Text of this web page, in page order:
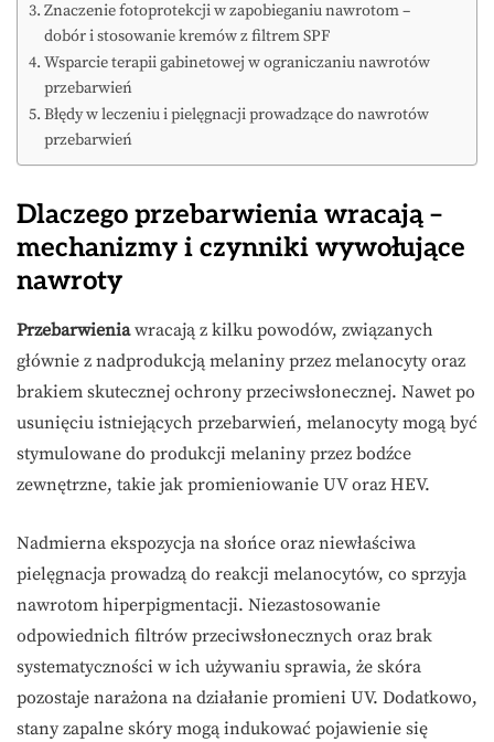
Znaczenie fotoprotekcji w zapobieganiu nawrotom –
dobór i stosowanie kremów z filtrem SPF
Wsparcie terapii gabinetowej w ograniczaniu nawrotów
przebarwień
Błędy w leczeniu i pielęgnacji prowadzące do nawrotów
przebarwień
Dlaczego przebarwienia wracają –
mechanizmy i czynniki wywołujące
nawroty
Przebarwieniawracają z kilku powodów, związanych
głównie z nadprodukcją melaniny przez melanocyty oraz
brakiem skutecznej ochrony przeciwsłonecznej. Nawet po
usunięciu istniejących przebarwień, melanocyty mogą być
stymulowane do produkcji melaniny przez bodźce
zewnętrzne, takie jak promieniowanie UV oraz HEV.
Nadmierna ekspozycja na słońce oraz niewłaściwa
pielęgnacja prowadzą do reakcji melanocytów, co sprzyja
nawrotom hiperpigmentacji. Niezastosowanie
odpowiednich filtrów przeciwsłonecznych oraz brak
systematyczności w ich używaniu sprawia, że skóra
pozostaje narażona na działanie promieni UV. Dodatkowo,
stany zapalne skóry mogą indukować pojawienie się